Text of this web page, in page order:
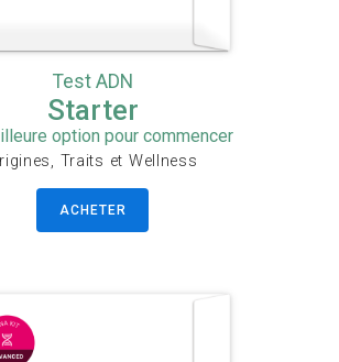
Test ADN
Starter
option pour commencer
Traits et Wellness
ACHETER